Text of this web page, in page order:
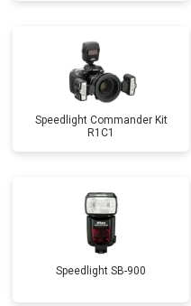
Speedlight Commander Kit
R1C1
Speedlight SB-900